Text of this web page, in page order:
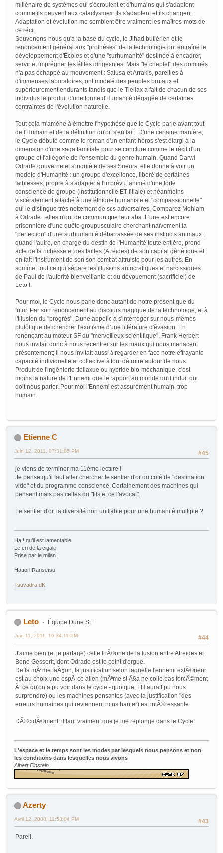
millénaire de systèmes qui s'écroulent et d'humains qui s'adaptent
comme ils peuvent aux cataclysmes. Ils s'adaptent et ils changent.
Adaptation et évolution me semblent être vraiment les maîtres-mots de
ce récit.
Souvenons-nous qu'à la base du cycle, le Jihad butlérien et le
renoncement général aux "prothèses" de la technologie ont entraîné le
développement d'Écoles et d'une "surhumanité" destinée à encadrer,
servir et imprégner les élites dirigeantes. Mais "le cheptel" des dominés
n'a pas échappé au mouvement : Salusa et Arrakis, pareilles à
d'immenses laboratoires, ont modelé des peuples brutaux et
supérieurement endurants tandis que le Tleilax a fait de chacun de ses
individus le produit d'une forme d'Humanité dégagée de certaines
contraintes de l'évolution naturelle.
Tout cela m'amène à émettre l'hypothèse que le Cycle parle avant tout
de l'Humain et de la définition qu'on s'en fait. D'une certaine manière,
le Cycle débuté comme le roman d'un enfant-héros s'est élargi à la
dimension d'une saga familiale pour se conclure comme le récit d'un
groupe et l'allégorie de l'ensemble du genre humain. Quand Darwi
Odrade gouverne et s'inquiète de ses Soeurs, elle donne à voir un
modèle d'Humanité : un groupe d'excellence, libéré de certaines
faiblesses, propre à s'adapter à l'imprévu, animé d'une forte
conscience de groupe (institutionnelle ET filiale) et néanmoins
viscéralement attaché à une éthique humaniste et "compassionnelle"
qui le distingue très nettement de ses adversaires. Comparez Mohiam
à Odrade : elles n'ont de commun que leur aba. L'une est encore
prisonnière d'une quête groupusculaire cherchant naïvement la
"perfection" d'une surhumanité débarrassée de ses instincts animaux ;
quand l'autre, en charge du destin de l'Humanité toute entière, prend
acte de la richesse et des failles (Atreides) de son capital génétique et
en fait l'instrument de son son combat altruiste pour les autres. En
somme, tout ce qui sépare les illusions autocratiques et narcissiques
de Paul de l'autorité bienveillante et du dévouement (sacrificiel) de
Leto I.
Pour moi, le Cycle nous parle donc autant de notre présent que du
futur. Par son renoncement au discours magique de la technologie, et à
l'illusion du "progrès", Dune appelle à s'interroger sur nous-mêmes
plutôt que de chercher l'exotisme d'une littérature d'évasion. En
renonçant au moteur SF du "merveilleux scientifique", Frank Herbert
nous invitait donc à nous recentrer sur les maux qui nous menacent
présentement; il nous invitait aussi à regarder en face notre effrayante
capacité individuelle et collective à tout détruire autour de nous.
Produit de l'ingénierie tleilaxue ou hybride bio-méchanique, c'est
moins la nature de l'Ennemi que le rapport au monde qu'il induit qui
doit nous parler. Pour moi l'Ennemi est assurément humain, trop
humain.
Etienne C
#45
Juin 12, 2011, 07:31:05 PM
je viens de terminer ma 11ème lecture !
Je pense qu'il faut aller chercher le sentier d'or du coté de "destination
vide" et du programme conscience. Certainement des machines qui
pensent mais pas celles du "fils et de l'avocat".
Le sentier d'or, la diversité non unifiable pour une humanité multiple ?
Ha ! qu'il est lamentable
Le cri de la cigale
Prise par le milan !
Hattori Ransetsu
Tsuvadra dK
Leto Équipe Dune SF
#44
Juin 11, 2011, 10:34:11 PM
J'aime bien (et je partage) cette thÃ©orie de la fusion entre Atreides et
Bene Gesserit, dont Odrade est le point d'orgue.
De la mÃªme faÃ§on, la justification selon laquelle l'ennemi extÃ©rieur
est au choix une espÃ¨ce alien (mÃªme si Ã§a ne colle pas forcÃ©ment
Ã ce qu'on a pu voir dans le cycle - quoique, FH aurait pu nous
surprendre) ou les machines pensantes (avec la justification "des
erreurs humaines qui reviennent nous hanter) est intÃ©ressante.
DÃ©cidÃ©ment, il faut vraiment que je me replonge dans le Cycle!
L'espace et le temps sont les modes par lesquels nous pensons et non
les conditions dans lesquelles nous vivons
Albert Einstein
Azerty
#43
Avril 12, 2008, 11:53:04 PM
Pareil.